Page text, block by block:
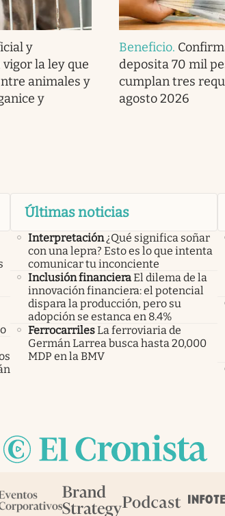
y
la ley que
animales y
y
Beneficio.
deposita 70 mil
cumplan tres
agosto 2026
Últimas noticias
Interpretación ¿Qué significa soñar
con una lepra? Esto es lo que intenta
comunicar tu inconciente
Inclusión financieraEl dilema de la
innovación financiera: el potencial
dispara la producción, pero su
adopción se estanca en 8.4%
FerrocarrilesLa ferroviaria de
Germán Larrea busca hasta 20,000
MDP en la BMV